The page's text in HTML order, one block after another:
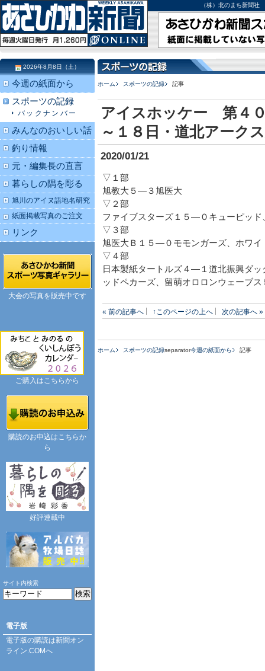
（株）北のまち新聞
ホーム スポーツの記録 記事
アイスホッケー 第４
～１８日・道北アーク
2020/01/21
▽１部
旭教大５―３旭医大
▽２部
ファイブスターズ１５―０キューピッ
▽３部
旭医大Ｂ１５―０モモンガーズ、ホワ
▽４部
日本製紙タートルズ４―１道北振興ダ
ッドペカーズ、留萌オロロンウェーブ
« 前の記事へ ↑このページの上へ 次の記事へ »
ホーム スポーツの記録separator今週の紙面から 記事
2026年8月8日（土）
今週の紙面から
スポーツの記録
バックナンバー
みんなのおいしい話
釣り情報
元・編集長の直言
暮らしの隅を彫る
旭川のアイヌ語地名研究
紙面掲載写真のご注文
リンク
大会の写真を販売中です
ご購入はこちらから
購読のお申込はこちらか
ら
好評連載中
サイト内検索
電子版
電子版の購読は新聞オン
ライン.COMへ